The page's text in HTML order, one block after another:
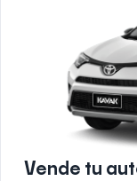
Vende tu